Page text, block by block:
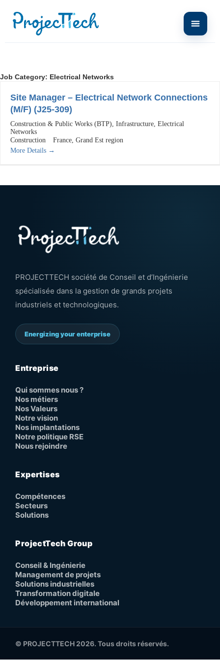
Job Category: Electrical Networks
Site Manager – Electrical Network Connections
(M/F) (J25-309)
Construction & Public Works (BTP) Infrastructure Electrical
Networks
Construction
France Grand Est region
More Details
PROJECTTECH société de Conseil et d’Ingénierie
spécialisée dans la gestion de grands projets
industriels et technologiques.
Energizing your enterprise
Entreprise
Qui sommes nous ?
Nos métiers
Nos Valeurs
Notre vision
Nos implantations
Notre politique RSE
Nous rejoindre
Expertises
Compétences
Secteurs
Solutions
ProjectTech Group
Conseil & Ingénierie
Management de projets
Solutions industrielles
Transformation digitale
Développement international
© PROJECTTECH 2026. Tous droits réservés.